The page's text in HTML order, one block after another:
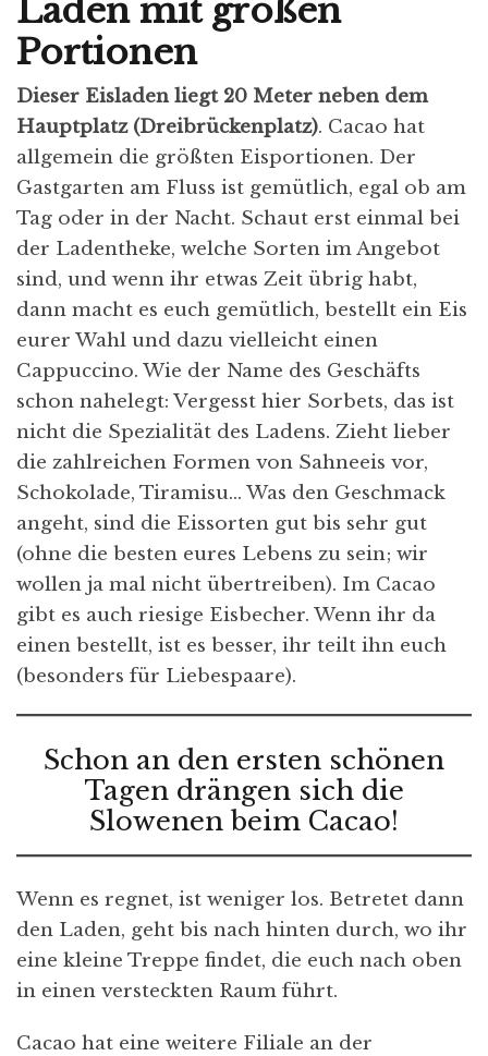
Laden mit großen
Portionen
Dieser Eisladen liegt 20 Meter neben dem
Hauptplatz (Dreibrückenplatz). Cacao hat
allgemein die größten Eisportionen. Der
Gastgarten am Fluss ist gemütlich, egal ob am
Tag oder in der Nacht. Schaut erst einmal bei
der Ladentheke, welche Sorten im Angebot
sind, und wenn ihr etwas Zeit übrig habt,
dann macht es euch gemütlich, bestellt ein Eis
eurer Wahl und dazu vielleicht einen
Cappuccino. Wie der Name des Geschäfts
schon nahelegt: Vergesst hier Sorbets, das ist
nicht die Spezialität des Ladens. Zieht lieber
die zahlreichen Formen von Sahneeis vor,
Schokolade, Tiramisu… Was den Geschmack
angeht, sind die Eissorten gut bis sehr gut
(ohne die besten eures Lebens zu sein; wir
wollen ja mal nicht übertreiben). Im Cacao
gibt es auch riesige Eisbecher. Wenn ihr da
einen bestellt, ist es besser, ihr teilt ihn euch
(besonders für Liebespaare).
Schon an den ersten schönen
Tagen drängen sich die
Slowenen beim Cacao!
Wenn es regnet, ist weniger los. Betretet dann
den Laden, geht bis nach hinten durch, wo ihr
eine kleine Treppe findet, die euch nach oben
in einen versteckten Raum führt.
Cacao hat eine weitere Filiale an der